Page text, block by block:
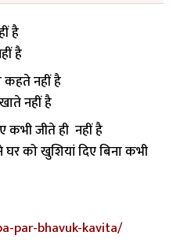
है
है
कहते नहीं है
नहीं है
कभी जीते ही नहीं है
को खुशियां दिए बिना कभी
par-bhavuk-kavita/